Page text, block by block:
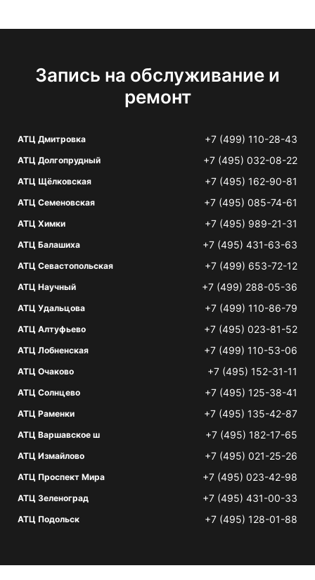
Запись на обслуживание и
ремонт
АТЦ Дмитровка +7 (499) 110-28-43
АТЦ Долгопрудный +7 (495) 032-08-22
АТЦ Щёлковская +7 (495) 162-90-81
АТЦ Семеновская +7 (495) 085-74-61
АТЦ Химки +7 (495) 989-21-31
АТЦ Балашиха +7 (495) 431-63-63
АТЦ Севастопольская +7 (499) 653-72-12
АТЦ Научный +7 (499) 288-05-36
АТЦ Удальцова +7 (499) 110-86-79
АТЦ Алтуфьево +7 (495) 023-81-52
АТЦ Лобненская +7 (499) 110-53-06
АТЦ Очаково +7 (495) 152-31-11
АТЦ Солнцево +7 (495) 125-38-41
АТЦ Раменки +7 (495) 135-42-87
АТЦ Варшавское ш +7 (495) 182-17-65
АТЦ Измайлово +7 (495) 021-25-26
АТЦ Проспект Мира +7 (495) 023-42-98
АТЦ Зеленоград +7 (495) 431-00-33
АТЦ Подольск +7 (495) 128-01-88